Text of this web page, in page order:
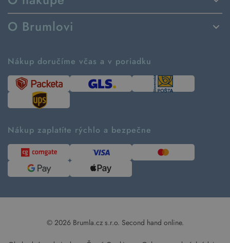
Spôsoby dodania a platby
Vrátenie tovaru a reklamácia
Návod ako nakupovať
Tabuľka veľkostí
Predávané značky
Kontakt
O Brumlovi
Ako tvoríme second hand
Časté otázky
Kde pomáhame
Udržateľnosť
Blog
Pre médiá
Nákup doručíme včas a v poriadku
Nákup zaplatíte rýchlo a bezpečne
© 2026 Brumla.cz s.r.o. Second hand online.